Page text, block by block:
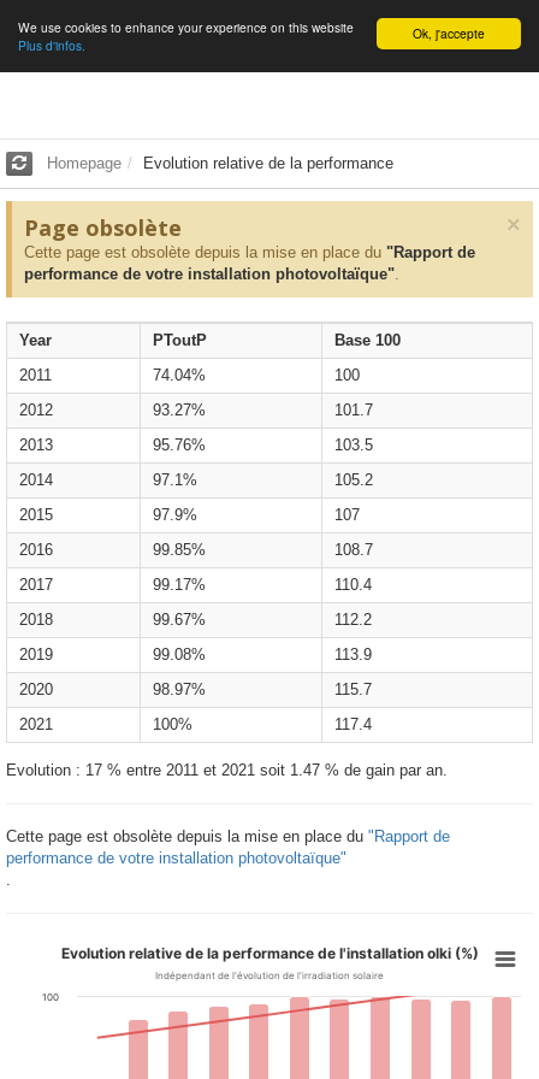
English Ok, j'accepte
We use cookies to enhance your experience on this website
Plus d'infos.
Homepage Evolution relative de la performance
×
Page obsolète
Cette page est obsolète depuis la mise en place du "Rapport de
performance de votre installation photovoltaïque".
Year PToutP
Base 100
2011
74.04%
100
2012
93.27%
101.7
2013
95.76%
103.5
2014
97.1%
105.2
2015
97.9%
107
2016
99.85%
108.7
2017
99.17%
110.4
2018
99.67%
112.2
2019
99.08%
113.9
2020
98.97%
115.7
2021
100% 117.4
Evolution : 17 % entre 2011 et 2021 soit 1.47 % de gain par an.
Cette page est obsolète depuis la mise en place du "Rapport de
performance de votre installation photovoltaïque"
Evolution relative de la performance de l'installation olki (%)
Indépendant de l'évolution de l'irradiation solaire
100